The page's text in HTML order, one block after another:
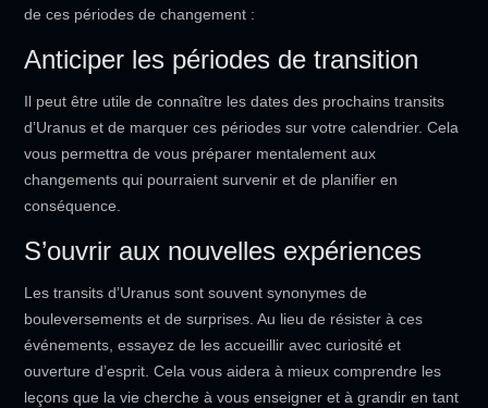
de ces périodes de changement :
Anticiper les périodes de transition
Il peut être utile de connaître les dates des prochains transits
d’Uranus et de marquer ces périodes sur votre calendrier. Cela
vous permettra de vous préparer mentalement aux
changements qui pourraient survenir et de planifier en
conséquence.
S’ouvrir aux nouvelles expériences
Les transits d’Uranus sont souvent synonymes de
bouleversements et de surprises. Au lieu de résister à ces
événements, essayez de les accueillir avec curiosité et
ouverture d’esprit. Cela vous aidera à mieux comprendre les
leçons que la vie cherche à vous enseigner et à grandir en tant